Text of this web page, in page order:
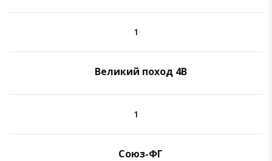
1
Великий поход 4B
1
Союз-ФГ